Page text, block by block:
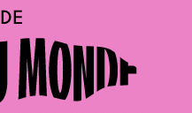
DE
DE
DES